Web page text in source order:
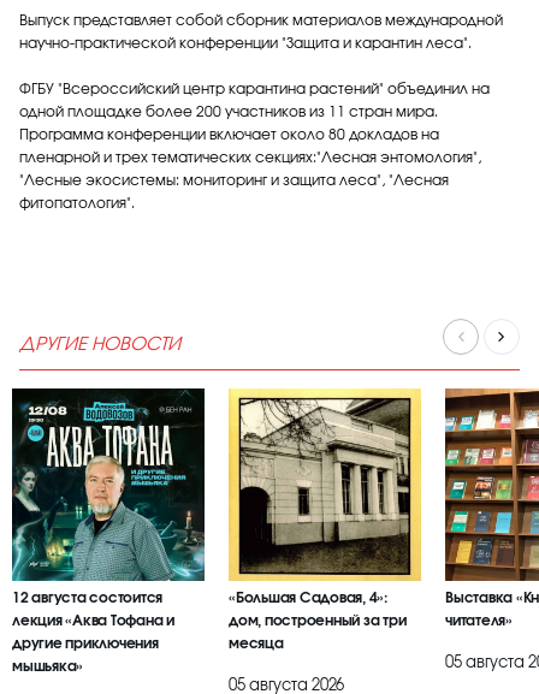
Выпуск представляет собой сборник материалов международной
научно-практической конференции "Защита и карантин леса".
ФГБУ "Всероссийский центр карантина растений" объединил на
одной площадке более 200 участников из 11 стран мира.
Программа конференции включает около 80 докладов на
пленарной и трех тематических секциях:"Лесная энтомология",
"Лесные экосистемы: мониторинг и защита леса", "Лесная
фитопатология".
ДРУГИЕ НОВОСТИ
12 августа состоится
лекция «Аква Тофана и
другие приключения
мышьяка»
«Большая Садовая, 4»:
дом, построенный за три
месяца
05 августа 2026
Выставка
читателя»
05 августа